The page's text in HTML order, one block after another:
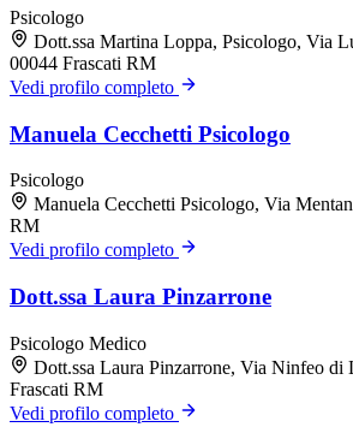
Psicologo
Dott.ssa Martina Loppa, Psicologo, Via
00044 Frascati RM
Vedi profilo completo
Manuela Cecchetti Psicologo
Psicologo
Manuela Cecchetti Psicologo, Via
RM
Vedi profilo completo
Dott.ssa Laura Pinzarrone
Psicologo Medico
Dott.ssa Laura Pinzarrone, Via Ninfeo di
Frascati RM
Vedi profilo completo